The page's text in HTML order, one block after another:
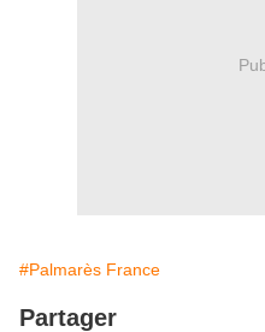
#Palmarès France
Partager